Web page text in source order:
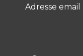
Adresse email :